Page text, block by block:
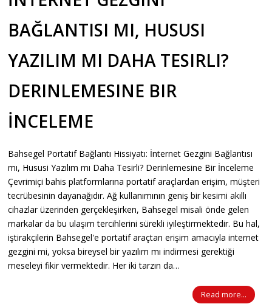
BAĞLANTISI MI, HUSUSI
YAZILIM MI DAHA TESIRLI?
DERINLEMESINE BIR
İNCELEME
Bahsegel Portatif Bağlantı Hissiyatı: İnternet Gezgini Bağlantısı
mı, Hususi Yazılım mı Daha Tesirli? Derinlemesine Bir İnceleme
Çevrimiçi bahis platformlarına portatif araçlardan erişim, müşteri
tecrübesinin dayanağıdır. Ağ kullanımının geniş bir kesimi akıllı
cihazlar üzerinden gerçekleşirken, Bahsegel misali önde gelen
markalar da bu ulaşım tercihlerini sürekli iyileştirmektedir. Bu hal,
iştirakçilerin Bahsegel'e portatif araçtan erişim amacıyla internet
gezgini mi, yoksa bireysel bir yazılım mı indirmesi gerektiği
meseleyi fikir vermektedir. Her iki tarzın da…
Read more...